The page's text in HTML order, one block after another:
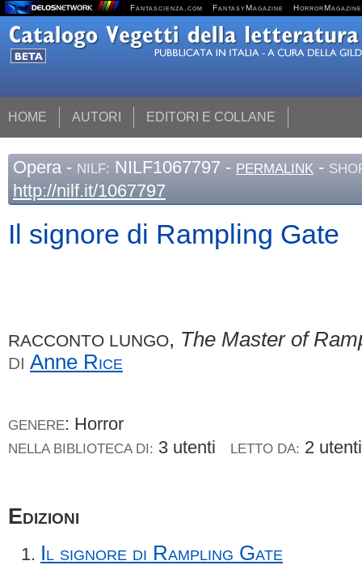
Fantascienza.com FantasyMagazine HorrorMagazine
HOME AUTORI EDITORI E COLLANE
Opera - NILF: NILF1067797 - PERMALINK -
http://nilf.it/1067797
Il signore di Rampling Gate
RACCONTO LUNGO, The Master of
DI Anne Rice
GENERE: Horror
NELLA BIBLIOTECA DI: 3 utenti LETTO DA: 2
Edizioni
Il signore di Rampling Gate